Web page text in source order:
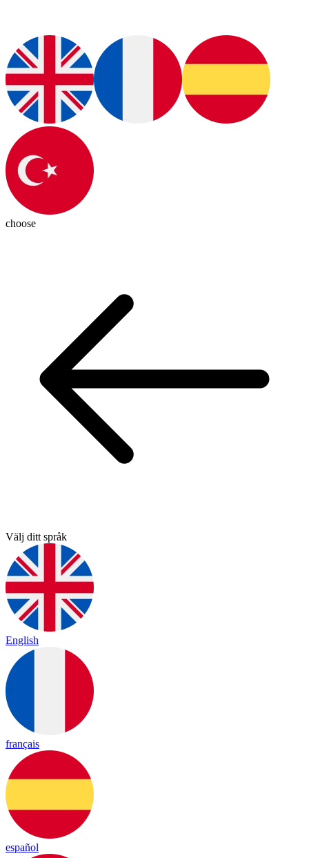
choose
Välj ditt språk
English
français
español